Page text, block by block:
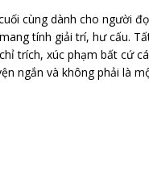
cùng dành cho người
tính giải trí, hư cấu.
trích, xúc phạm bất cứ
ngắn và không phải là